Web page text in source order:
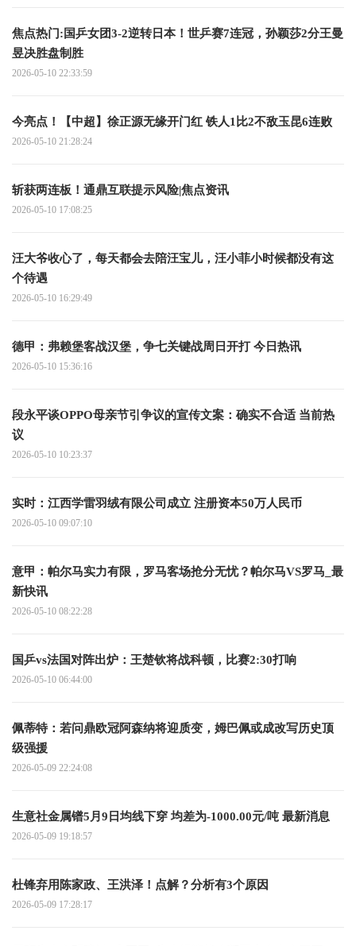
焦点热门:国乒女团3-2逆转日本！世乒赛7连冠，孙颖莎2分王曼
昱决胜盘制胜
2026-05-10 22:33:59
今亮点！【中超】徐正源无缘开门红 铁人1比2不敌玉昆6连败
2026-05-10 21:28:24
斩获两连板！通鼎互联提示风险|焦点资讯
2026-05-10 17:08:25
汪大爷收心了，每天都会去陪汪宝儿，汪小菲小时候都没有这
个待遇
2026-05-10 16:29:49
德甲：弗赖堡客战汉堡，争七关键战周日开打 今日热讯
2026-05-10 15:36:16
段永平谈OPPO母亲节引争议的宣传文案：确实不合适 当前热
议
2026-05-10 10:23:37
实时：江西学雷羽绒有限公司成立 注册资本50万人民币
2026-05-10 09:07:10
意甲：帕尔马实力有限，罗马客场抢分无忧？帕尔马VS罗马_最
新快讯
2026-05-10 08:22:28
国乒vs法国对阵出炉：王楚钦将战科顿，比赛2:30打响
2026-05-10 06:44:00
佩蒂特：若问鼎欧冠阿森纳将迎质变，姆巴佩或成改写历史顶
级强援
2026-05-09 22:24:08
生意社金属镨5月9日均线下穿 均差为-1000.00元/吨 最新消息
2026-05-09 19:18:57
杜锋弃用陈家政、王洪泽！点解？分析有3个原因
2026-05-09 17:28:17